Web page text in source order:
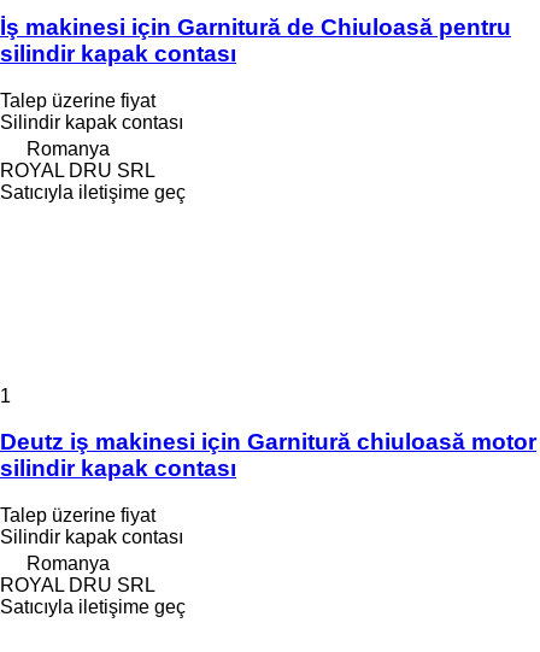
İş makinesi için Garnitură de Chiuloasă pentru
silindir kapak contası
Talep üzerine fiyat
Silindir kapak contası
Romanya
ROYAL DRU SRL
Satıcıyla iletişime geç
1
Deutz iş makinesi için Garnitură chiuloasă motor
silindir kapak contası
Talep üzerine fiyat
Silindir kapak contası
Romanya
ROYAL DRU SRL
Satıcıyla iletişime geç